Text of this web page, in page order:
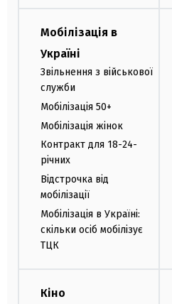
Мобілізація в
Україні
Звільнення з військової
служби
Мобілізація 50+
Мобілізація жінок
Контракт для 18-24-
річних
Відстрочка від
мобілізації
Мобілізація в Україні:
скільки осіб мобілізує
ТЦК
Кіно